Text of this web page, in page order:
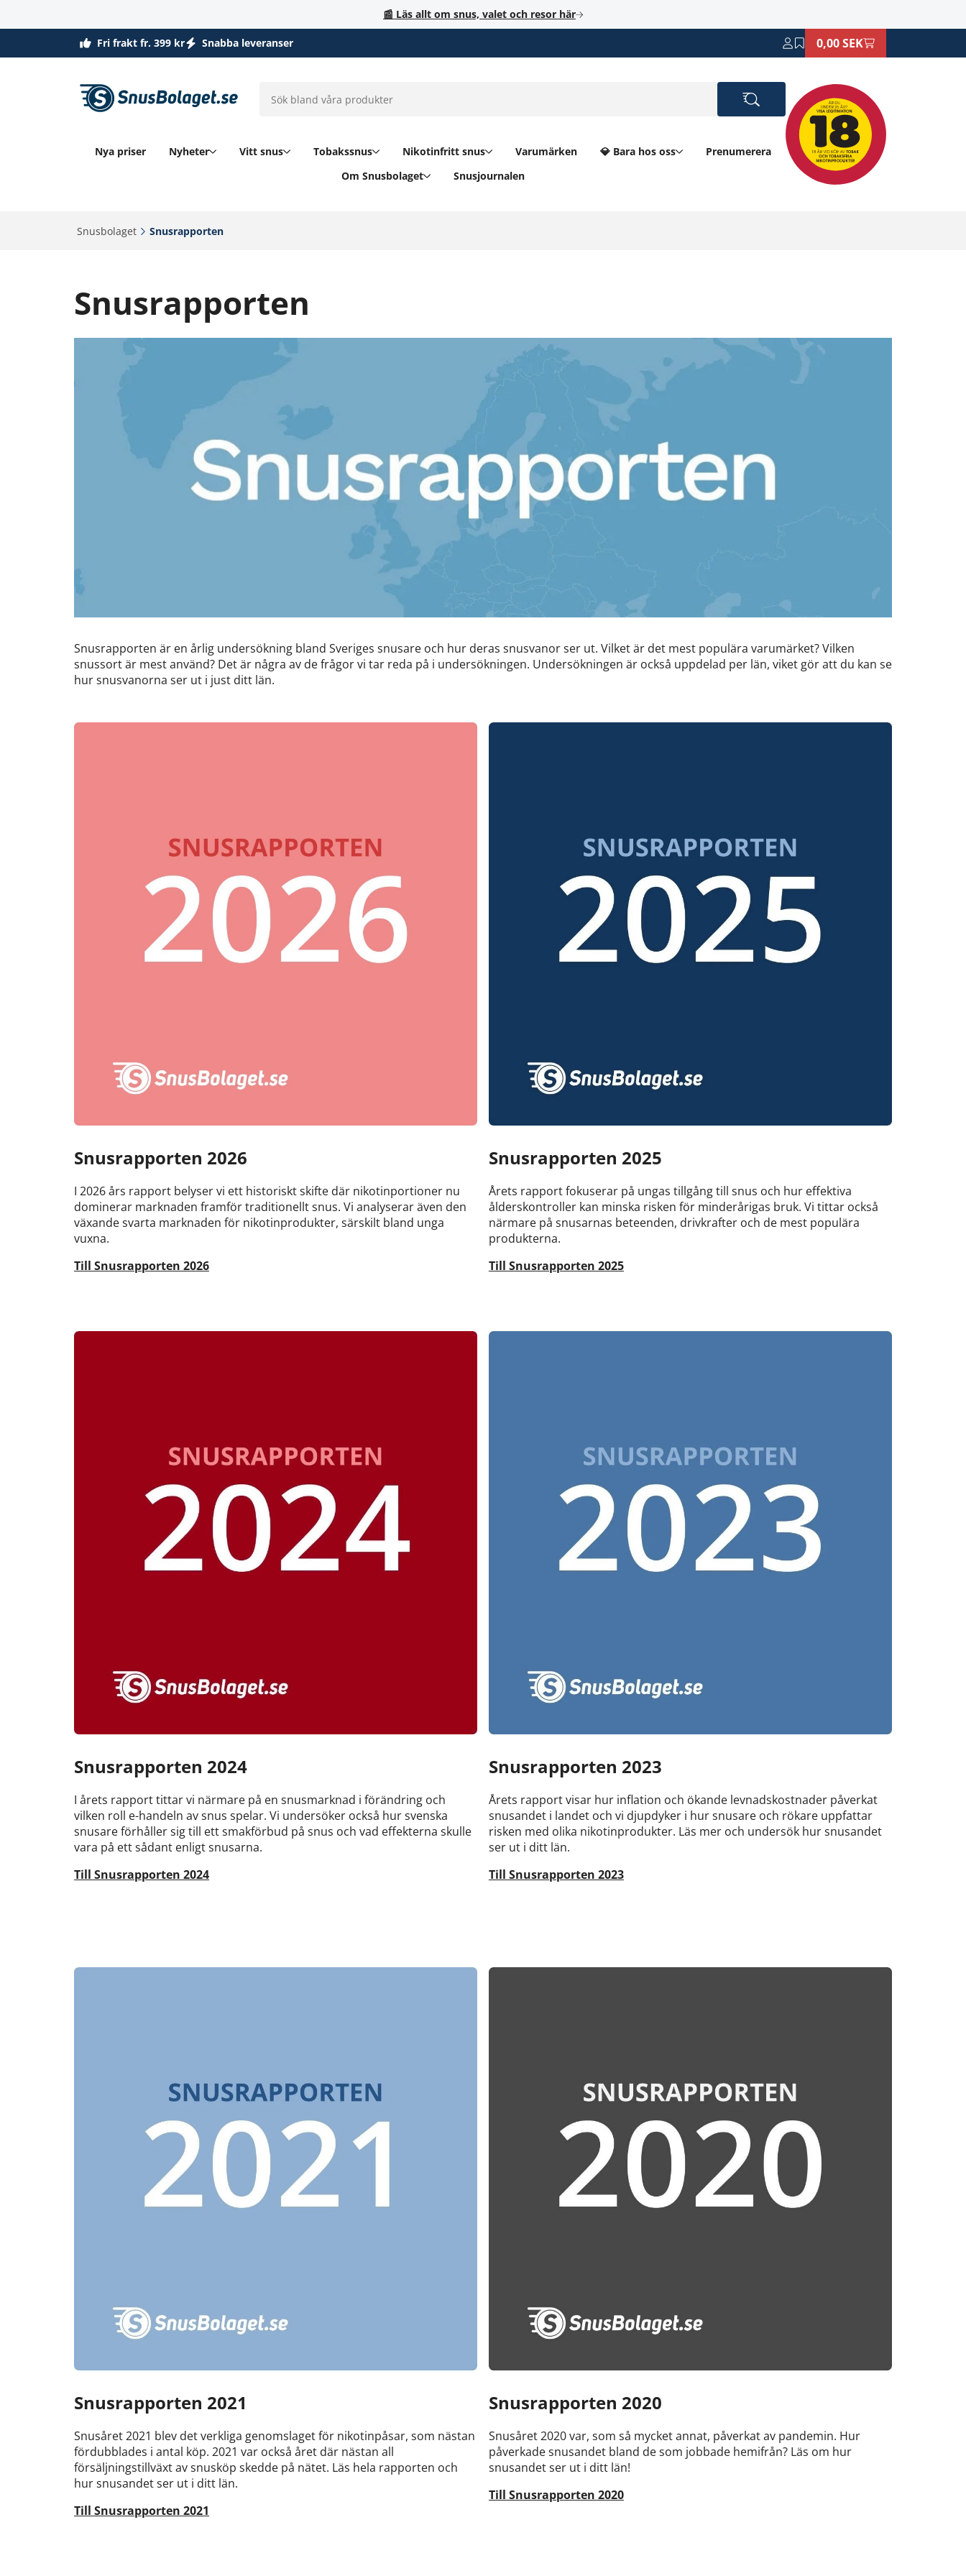
📰 Läs allt om snus, valet och resor här
Fri frakt fr. 399 kr Snabba leveranser 0,00 SEK
Nya priser Nyheter Vitt snus Tobakssnus Nikotinfritt snus Varumärken 💎 Bara hos oss
Prenumerera
Om Snusbolaget
Snusjournalen
Snusbolaget‎ Snusrapporten‎
Snusrapporten
Snusrapporten är en årlig undersökning bland Sveriges snusare och hur deras snusvanor ser ut. Vilket är det mest populära varumärket? Vilken
snussort är mest använd? Det är några av de frågor vi tar reda på i undersökningen. Undersökningen är också uppdelad per län, viket gör att du kan se
hur snusvanorna ser ut i just ditt län.
Snusrapporten 2026
I 2026 års rapport belyser vi ett historiskt skifte där nikotinportioner nu
dominerar marknaden framför traditionellt snus. Vi analyserar även den
växande svarta marknaden för nikotinprodukter, särskilt bland unga
vuxna.
Till Snusrapporten 2026
Snusrapporten 2025
Årets rapport fokuserar på ungas tillgång till snus och hur effektiva
ålderskontroller kan minska risken för minderårigas bruk. Vi tittar också
närmare på snusarnas beteenden, drivkrafter och de mest populära
produkterna.
Till Snusrapporten 2025
Snusrapporten 2024
I årets rapport tittar vi närmare på en snusmarknad i förändring och
vilken roll e-handeln av snus spelar. Vi undersöker också hur svenska
snusare förhåller sig till ett smakförbud på snus och vad effekterna skulle
vara på ett sådant enligt snusarna.
Till Snusrapporten 2024
Snusrapporten 2023
Årets rapport visar hur inflation och ökande levnadskostnader påverkat
snusandet i landet och vi djupdyker i hur snusare och rökare uppfattar
risken med olika nikotinprodukter. Läs mer och undersök hur snusandet
ser ut i ditt län.
Till Snusrapporten 2023
Snusrapporten 2021
Snusåret 2021 blev det verkliga genomslaget för nikotinpåsar, som nästan
fördubblades i antal köp. 2021 var också året där nästan all
försäljningstillväxt av snusköp skedde på nätet. Läs hela rapporten och
hur snusandet ser ut i ditt län.
Till Snusrapporten 2021
Snusrapporten 2020
Snusåret 2020 var, som så mycket annat, påverkat av pandemin. Hur
påverkade snusandet bland de som jobbade hemifrån? Läs om hur
snusandet ser ut i ditt län!
Till Snusrapporten 2020